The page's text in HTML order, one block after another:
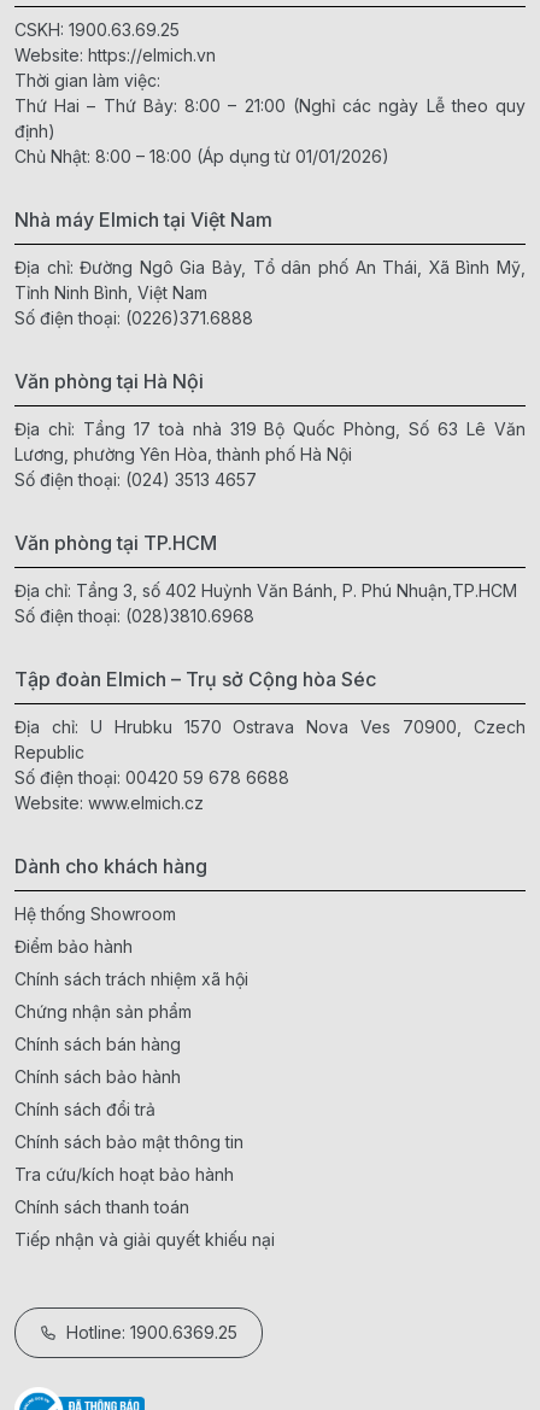
CSKH: 1900.63.69.25
Website: https://elmich.vn
Thời gian làm việc:
Thứ Hai – Thứ Bảy: 8:00 – 21:00 (Nghỉ các ngày Lễ theo quy
định)
Chủ Nhật: 8:00 – 18:00 (Áp dụng từ 01/01/2026)
Nhà máy Elmich tại Việt Nam
Địa chỉ: Đường Ngô Gia Bảy, Tổ dân phố An Thái, Xã Bình Mỹ,
Tỉnh Ninh Bình, Việt Nam
Số điện thoại: (0226)371.6888
Văn phòng tại Hà Nội
Địa chỉ: Tầng 17 toà nhà 319 Bộ Quốc Phòng, Số 63 Lê Văn
Lương, phường Yên Hòa, thành phố Hà Nội
Số điện thoại: (024) 3513 4657
Văn phòng tại TP.HCM
Địa chỉ: Tầng 3, số 402 Huỳnh Văn Bánh, P. Phú Nhuận,TP.HCM
Số điện thoại: (028)3810.6968
Tập đoàn Elmich – Trụ sở Cộng hòa Séc
Địa chỉ: U Hrubku 1570 Ostrava Nova Ves 70900, Czech
Republic
Số điện thoại: 00420 59 678 6688
Website: www.elmich.cz
Dành cho khách hàng
Hệ thống Showroom
Điểm bảo hành
Chính sách trách nhiệm xã hội
Chứng nhận sản phẩm
Chính sách bán hàng
Chính sách bảo hành
Chính sách đổi trả
Chính sách bảo mật thông tin
Tra cứu/kích hoạt bảo hành
Chính sách thanh toán
Tiếp nhận và giải quyết khiếu nại
Hotline: 1900.6369.25